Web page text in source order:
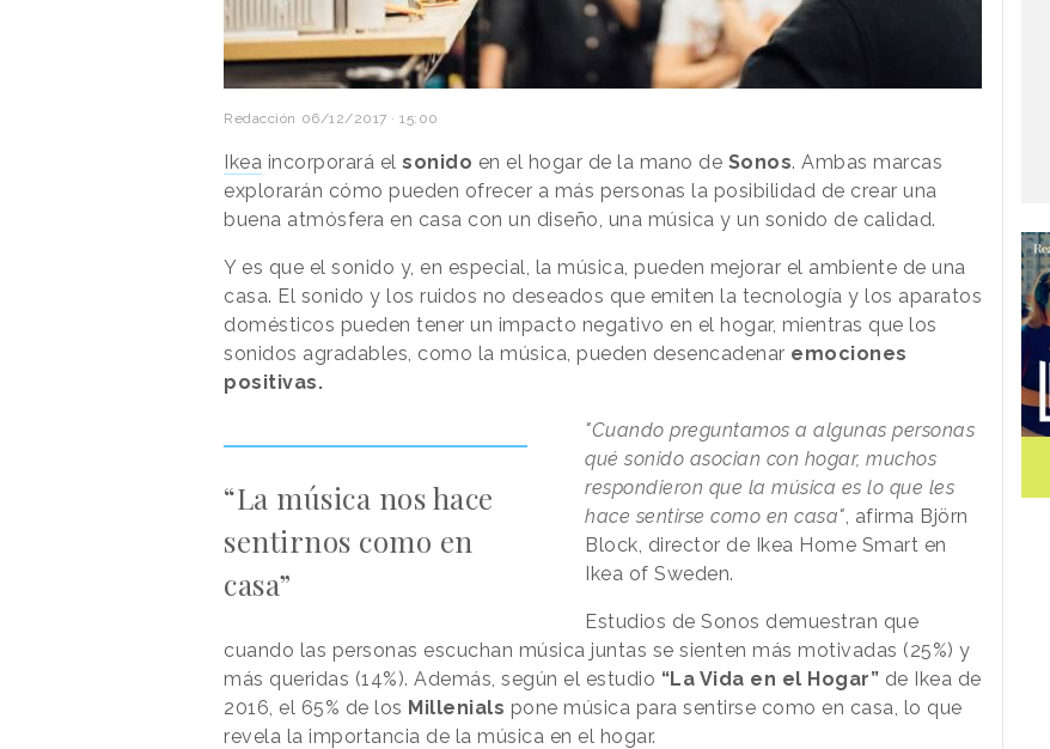
Redacción 06/12/2017 · 15:00
Ikea incorporará el sonido en el hogar de la mano de Sonos. Ambas marcas
explorarán cómo pueden ofrecer a más personas la posibilidad de crear una
buena atmósfera en casa con un diseño, una música y un sonido de calidad.
Y es que el sonido y, en especial, la música, pueden mejorar el ambiente de una
casa. El sonido y los ruidos no deseados que emiten la tecnología y los aparatos
domésticos pueden tener un impacto negativo en el hogar, mientras que los
sonidos agradables, como la música, pueden desencadenar emociones
positivas.
“La música nos hace
sentirnos como en
casa”
"Cuando preguntamos a algunas personas
qué sonido asocian con hogar, muchos
respondieron que la música es lo que les
hace sentirse como en casa" , afirma Björn
Block, director de Ikea Home Smart en
Ikea of Sweden.
Estudios de Sonos demuestran que
cuando las personas escuchan música juntas se sienten más motivadas (25%) y
más queridas (14%). Además, según el estudio “La Vida en el Hogar” de Ikea de
2016, el 65% de los Millenials pone música para sentirse como en casa, lo que
revela la importancia de la música en el hogar.